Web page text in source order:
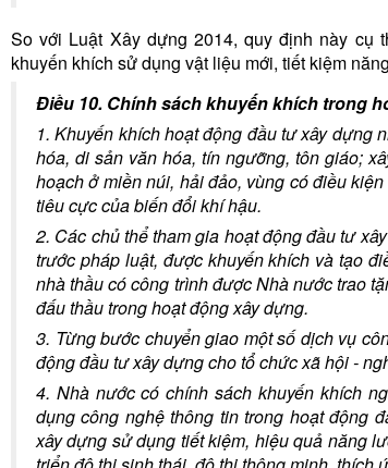
So với Luật Xây dựng 2014, quy định này cụ
khuyến khích sử dụng vật liệu mới, tiết kiệm
Điều 10. Chính sách khuyến khích trong
1. Khuyến khích hoạt động đầu tư xây dựng
hóa, di sản văn hóa, tín ngưỡng, tôn giáo;
hoạch ở miền núi, hải đảo, vùng có điều
tiêu cực của biến đổi khí hậu.
2. Các chủ thể tham gia hoạt động đầu tư
trước pháp luật, được khuyến khích và tạo
nhà thầu có công trình được Nhà nước trao
đấu thầu trong hoạt động xây dựng.
3. Từng bước chuyển giao một số dịch vụ
động đầu tư xây dựng cho tổ chức xã hội -
4. Nhà nước có chính sách khuyến khích
dụng công nghệ thông tin trong hoạt động
xây dựng sử dụng tiết kiệm, hiệu quả năng